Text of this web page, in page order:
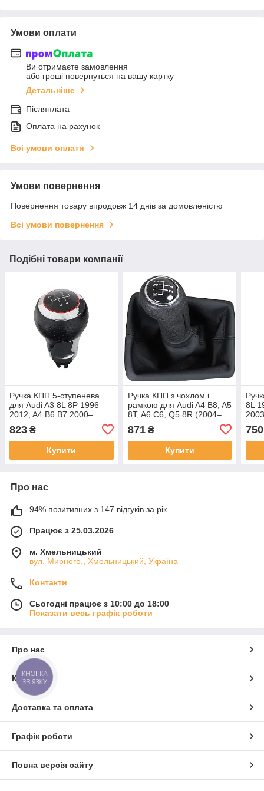
Умови оплати
Ви отримаєте замовлення
або гроші повернуться на вашу картку
Детальніше
Післяплата
Оплата на рахунок
Всі умови оплати
Умови повернення
Повернення товару впродовж 14 днів за домовленістю
Всі умови повернення
Подібні товари компанії
Ручка КПП 5-ступенева
для Audi A3 8L 8P 1996–
2012, A4 B6 B7 2000–
2008, A6 C6 2004–2008,
чорна з хромом, R зверху
823 ₴
Купити
Ручка КПП з чохлом і
рамкою для Audi A4 B8, A5
8T, A6 C6, Q5 8R (2004–
2016), 5-ступенева, чорна
871₴
Купити
8L
750
Про нас
94% позитивних з 147 відгуків за рік
Працює з 25.03.2026
м. Хмельницький
вул. Мирного., Хмельницький, Україна
Контакти
Сьогодні працює з 10:00 до 18:00
Показати весь графік роботи
Про нас
Контакти
Доставка та оплата
Графік роботи
Повна версія сайту
КНОПКА
ЗВ'ЯЗКУ